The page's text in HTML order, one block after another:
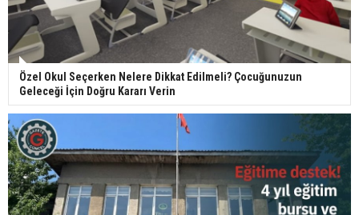
Özel Okul Seçerken Nelere Dikkat Edilmeli? Çocuğunuzun
Geleceği İçin Doğru Kararı Verin